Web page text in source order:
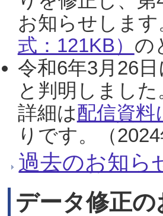
お知らせします
式：121KB） の
令和6年3月26
と判明しまし
詳細は配信資料
りです。（2024
過去のお知ら
データ修正